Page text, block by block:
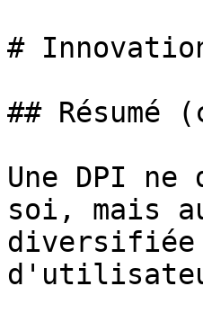
#
##
Une DPI
soi, mais
diversifiée